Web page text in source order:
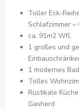
Toller Eck-
Schlafzimmer
ca. 91m2 Wfl.
1 großes und
1 modernes
Tolles
Rustikale
Gasherd